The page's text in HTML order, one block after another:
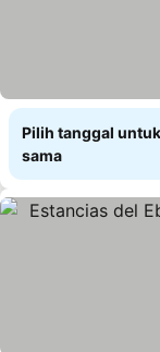
Pilih tanggal
sama